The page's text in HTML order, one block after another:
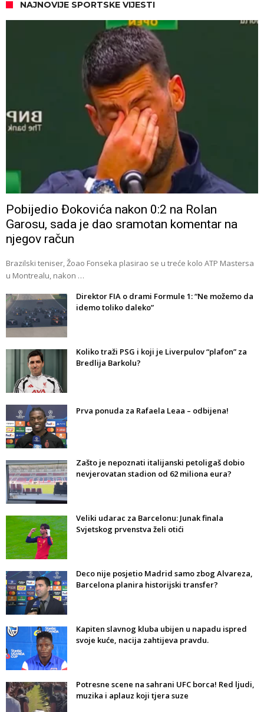
NAJNOVIJE SPORTSKE VIJESTI
Pobijedio Đokovića nakon 0:2 na Rolan
Garosu, sada je dao sramotan komentar na
njegov račun
Brazilski teniser, Žoao Fonseka plasirao se u treće kolo ATP Mastersa
u Montrealu, nakon …
Direktor FIA o drami Formule 1: “Ne možemo da
idemo toliko daleko”
Koliko traži PSG i koji je Liverpulov “plafon” za
Bredlija Barkolu?
Prva ponuda za Rafaela Leaa – odbijena!
Zašto je nepoznati italijanski petoligaš dobio
nevjerovatan stadion od 62 miliona eura?
Veliki udarac za Barcelonu: Junak finala
Svjetskog prvenstva želi otići
Deco nije posjetio Madrid samo zbog Alvareza,
Barcelona planira historijski transfer?
Kapiten slavnog kluba ubijen u napadu ispred
svoje kuće, nacija zahtijeva pravdu.
Potresne scene na sahrani UFC borca! Red ljudi,
muzika i aplauz koji tjera suze